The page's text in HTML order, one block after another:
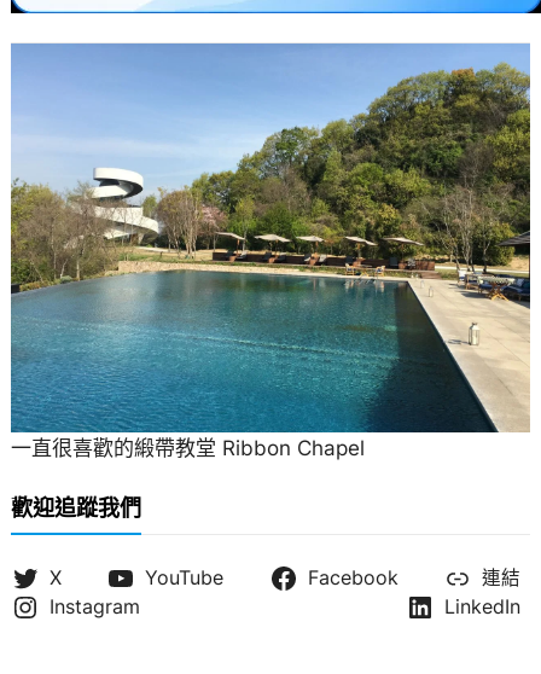
一直很喜歡的緞帶教堂 Ribbon Chapel
歡迎追蹤我們
X YouTube Facebook
連結
Instagram
LinkedIn